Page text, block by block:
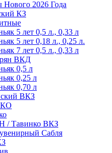
2026 Года
КЗ
5 лет 0,5 л., 0,33 л
5 лет 0,18 л., 0,25 л.
7 лет 0,5 л., 0,33 л
ВКД
0,5 л
0,25 л
0,70 л
ВКЗ
Тавинко ВКЗ
Сабля